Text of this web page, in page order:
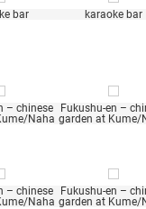
bar karaoke bar
– chinese
Naha
Fukushu-en –
garden at Kume/
– chinese
Naha
Fukushu-en –
garden at Kume/